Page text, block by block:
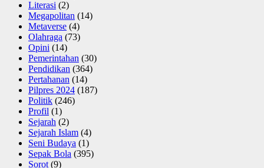
Literasi (2)
Megapolitan (14)
Metaverse (4)
Olahraga (73)
Opini (14)
Pemerintahan (30)
Pendidikan (364)
Pertahanan (14)
Pilpres 2024 (187)
Politik (246)
Profil (1)
Sejarah (2)
Sejarah Islam (4)
Seni Budaya (1)
Sepak Bola (395)
Sorot (9)